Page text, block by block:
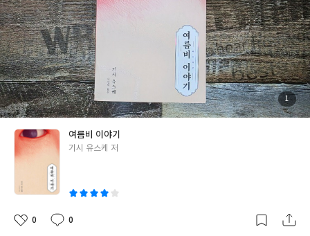
퍼지듯 죄책감이 확산된다. 현실적인 서스펜스와 환상의 경계가 흐
려지는 그 순간, 나는 서늘함보다 슬픔을 느꼈다. 인간의 악의는 결
국 외로움과 공허의 다른 이름이라는 걸 보여준다. 책을 덮은 뒤에도
장마 소리가 머릿속에 오래 남았다. 《가을비 이야기》가 죽음의 냄
새를 품은 스산한 비였다면, 《여름비 이야기》의 비는 살아 있는
인간이 저지른 죄를 씻어내지 못한 채 흘러내리는 비다. 창밖의 빗줄
기가 현실의 균열처럼 느껴지는 경험은 기시 유스케가 만들어내는
진짜 공포다. 악의를 통해 인간을 해부하는 냉혹한 실험 같은 책! 읽
는 동안 나는 ‘공포’가 아니라 ‘자각’에 몸서리쳤다. 나도 일상 속에서
저런 어둠을 키우고 있는 건 아닐까? 하는 생각이 오랫동안 잊히지
않았다. #여름비이야기 #기시유스케 #비채 #호러소설 #가을비이야
기 #악의 #5월의어둠 #보쿠토기담 #암흑기담집 #이호러가대단하
다
첨
부
된
사
1
여름비 이야기
글
기시 유스케 저
좋
0
댓
0
작